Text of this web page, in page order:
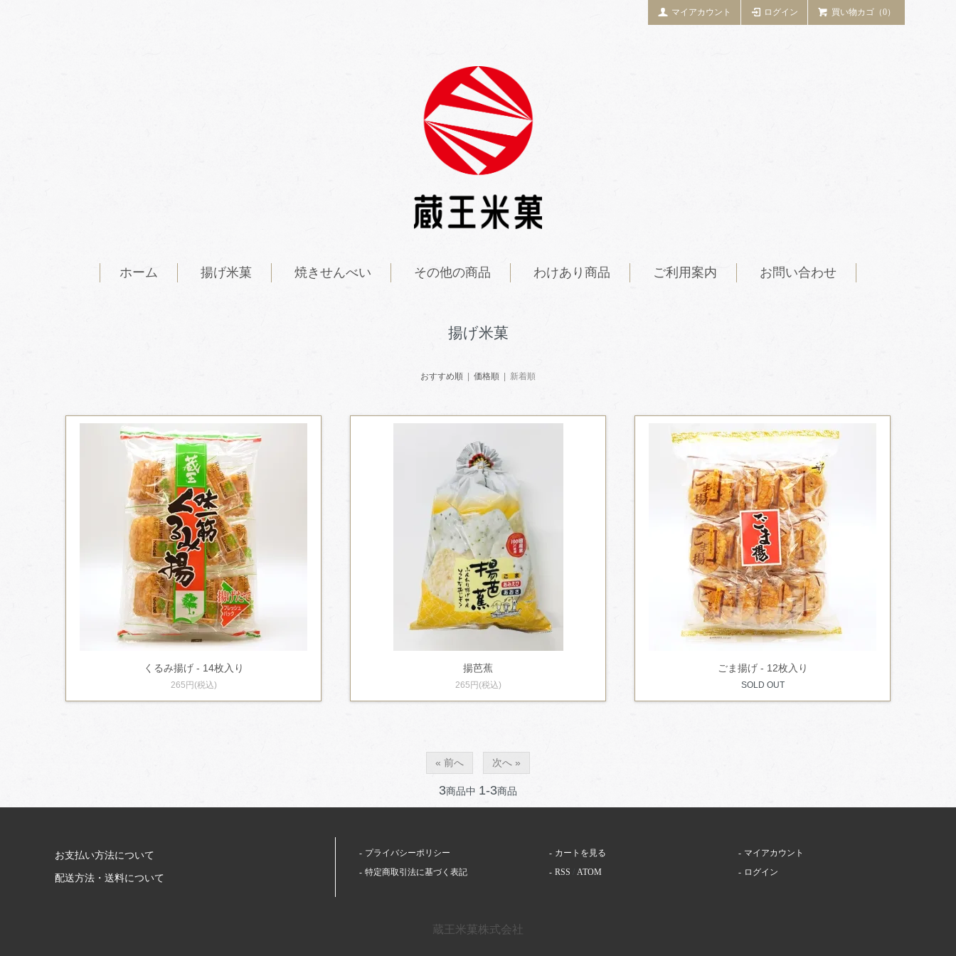
買い物カゴ（0）
ログイン
マイアカウント
ホーム 揚げ米菓 焼きせんべい その他の商品 わけあり商品 ご利用案内 お問い合わせ
揚げ米菓
おすすめ順 | 価格順 | 新着順
くるみ揚げ - 14枚入り
265円(税込)
揚芭蕉
265円(税込)
ごま揚げ - 12枚入り
SOLD OUT
« 前へ 次へ »
3商品中 1-3商品
お支払い方法について
配送方法・送料について
プライバシーポリシー
特定商取引法に基づく表記
カートを見る
RSS
ATOM
マイアカウント
ログイン
蔵王米菓株式会社